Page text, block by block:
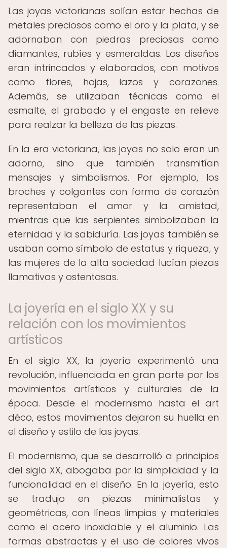
Las joyas victorianas solían estar hechas de
metales preciosos como el oro y la plata, y se
adornaban con piedras preciosas como
diamantes, rubíes y esmeraldas. Los diseños
eran intrincados y elaborados, con motivos
como flores, hojas, lazos y corazones.
Además, se utilizaban técnicas como el
esmalte, el grabado y el engaste en relieve
para realzar la belleza de las piezas.
En la era victoriana, las joyas no solo eran un
adorno, sino que también transmitían
mensajes y simbolismos. Por ejemplo, los
broches y colgantes con forma de corazón
representaban el amor y la amistad,
mientras que las serpientes simbolizaban la
eternidad y la sabiduría. Las joyas también se
usaban como símbolo de estatus y riqueza, y
las mujeres de la alta sociedad lucían piezas
llamativas y ostentosas.
La joyería en el siglo XX y su
relación con los movimientos
artísticos
En el siglo XX, la joyería experimentó una
revolución, influenciada en gran parte por los
movimientos artísticos y culturales de la
época. Desde el modernismo hasta el art
déco, estos movimientos dejaron su huella en
el diseño y estilo de las joyas.
El modernismo, que se desarrolló a principios
del siglo XX, abogaba por la simplicidad y la
funcionalidad en el diseño. En la joyería, esto
se tradujo en piezas minimalistas y
geométricas, con líneas limpias y materiales
como el acero inoxidable y el aluminio. Las
formas abstractas y el uso de colores vivos